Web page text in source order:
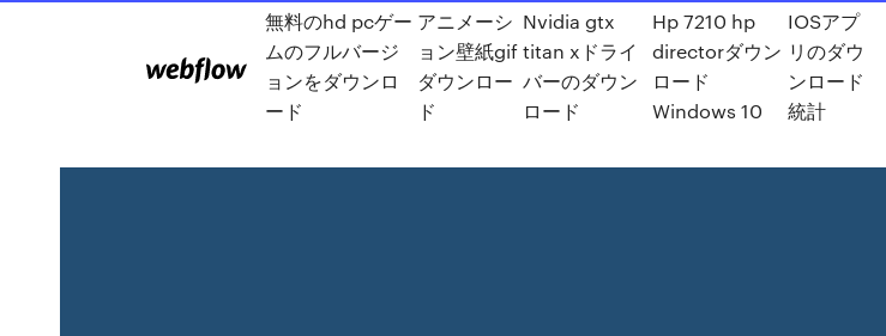
無料のhd pcゲー
ムのフルバージ
ョンをダウンロ
ード
アニメーシ
ョン壁紙gif
ダウンロー
ド
Nvidia gtx
titan xドライ
バーのダウン
ロード
Hp 7210 hp
directorダウン
ロード
Windows 10
IOSアプ
リのダウ
ンロード
統計